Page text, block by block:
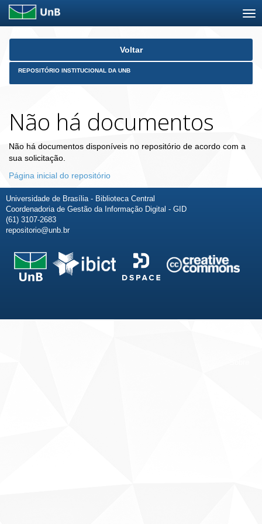
Skip
Voltar
REPOSITÓRIO INSTITUCIONAL DA UNB
Não há documentos
Não há documentos disponíveis no repositório de acordo com a
sua solicitação.
Página inicial do repositório
Universidade de Brasília - Biblioteca Central
Coordenadoria de Gestão da Informação Digital - GID
(61) 3107-2683
repositorio@unb.br